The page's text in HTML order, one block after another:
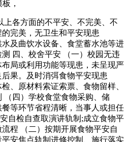
，
各方面的不平安、不完美、不
完美，无卫生和平安现患
水及曲饮水设备、食堂蓄水池等进
四、校舍平安 （一）校园无违
局或利用功能等现患，未呈现严
果。及时消弭食物平安现患
、原材料索证索票、食物留样、
（四）学校食堂食物采购、储
等环节省程清晰，当事人或担任
自检自查取演讲轨制;成立食物平
程 （二）按期开展食物平安自
安焦点轨制进修控制、施行落实